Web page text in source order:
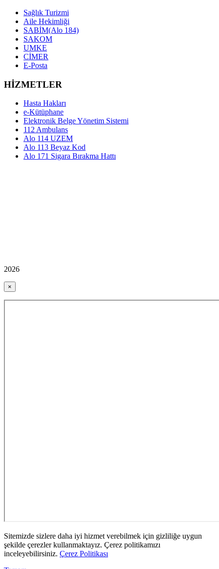
Sağlık Turizmi
Aile Hekimliği
SABİM(Alo 184)
SAKOM
UMKE
CİMER
E-Posta
HİZMETLER
Hasta Hakları
e-Kütüphane
Elektronik Belge Yönetim Sistemi
112 Ambulans
Alo 114 UZEM
Alo 113 Beyaz Kod
Alo 171 Sigara Bırakma Hattı
2026
×
Sitemizde sizlere daha iyi hizmet verebilmek için gizliliğe uygun
şekilde çerezler kullanmaktayız. Çerez politikamızı
inceleyebilirsiniz. Çerez Politikası